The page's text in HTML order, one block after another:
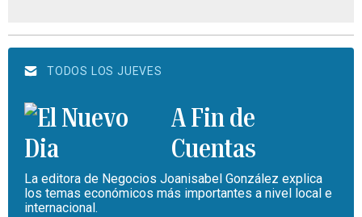
TODOS LOS JUEVES
A Fin de
Cuentas
La editora de Negocios Joanisabel González explica
los temas económicos más importantes a nivel local e
internacional.